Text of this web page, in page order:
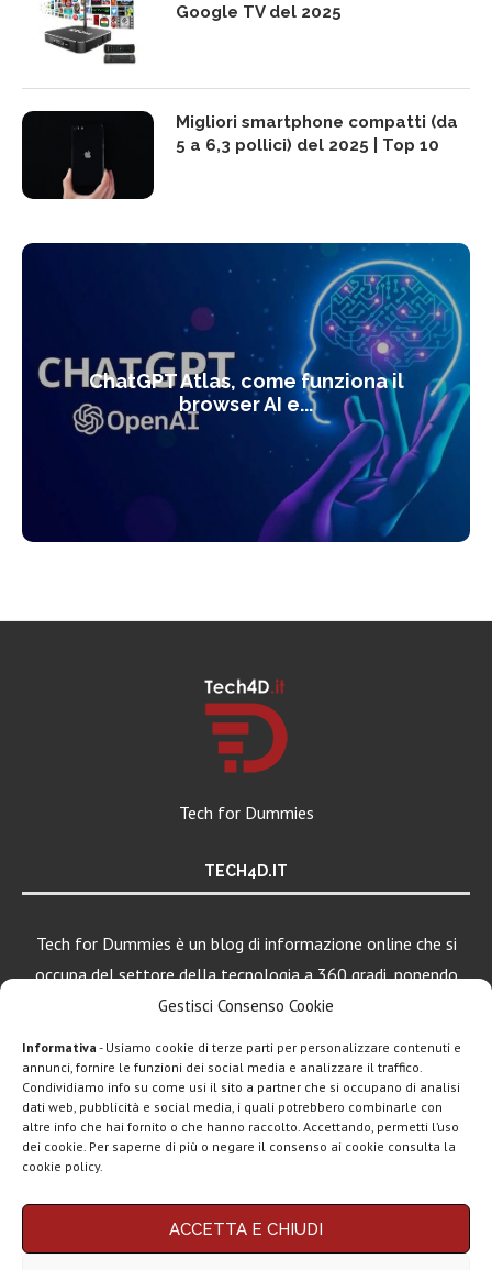
Gestisci Consenso Cookie
Informativa - Usiamo cookie di terze parti per personalizzare contenuti e
annunci, fornire le funzioni dei social media e analizzare il traffico.
Condividiamo info su come usi il sito a partner che si occupano di analisi
dati web, pubblicità e social media, i quali potrebbero combinarle con
altre info che hai fornito o che hanno raccolto. Accettando, permetti l’uso
dei cookie. Per saperne di più o negare il consenso ai cookie consulta la
cookie policy.
ACCETTA E CHIUDI
Google TV del 2025
Migliori smartphone compatti (da
5 a 6,3 pollici) del 2025 | Top 10
ChatGPT Atlas, come funziona il
browser AI e...
Tech for Dummies
TECH4D.IT
Tech for Dummies è un blog di informazione online che si
occupa del settore della tecnologia a 360 gradi, ponendo
una particolare attenzione al mondo Android, Apple e
Chi siamo Contatti Disclaimer Privacy policy
Tech4D di Michele Ingelido- P. IVA 04124050719
LEGGI ANCHE
ClawdBot
(OpenClaw):